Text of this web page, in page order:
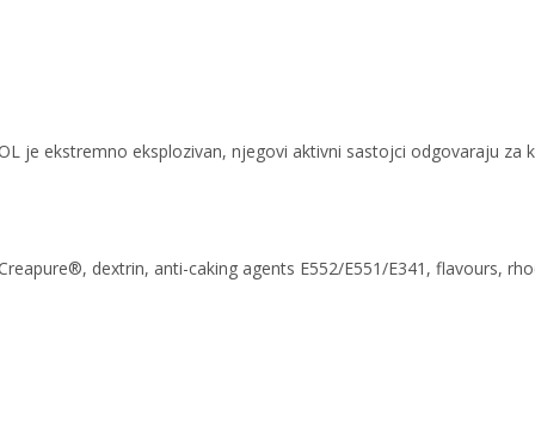
je ekstremno eksplozivan, njegovi aktivni sastojci odgovaraju za
dextrin, anti-caking agents E552/E551/E341, flavours,